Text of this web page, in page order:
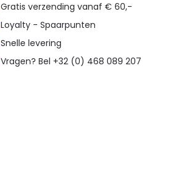
Gratis verzending vanaf € 60,-
Loyalty - Spaarpunten
Snelle levering
Vragen? Bel +32 (0) 468 089 207